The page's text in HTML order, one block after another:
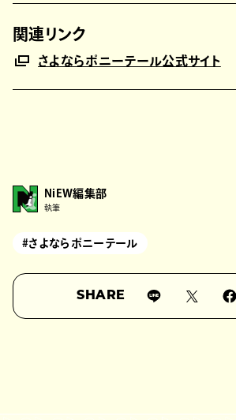
関連リンク
さよならポニーテール公式サイト
NiEW編集部
執筆
#さよならポニーテール
SHARE